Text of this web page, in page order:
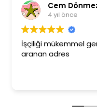
Ramazan usta